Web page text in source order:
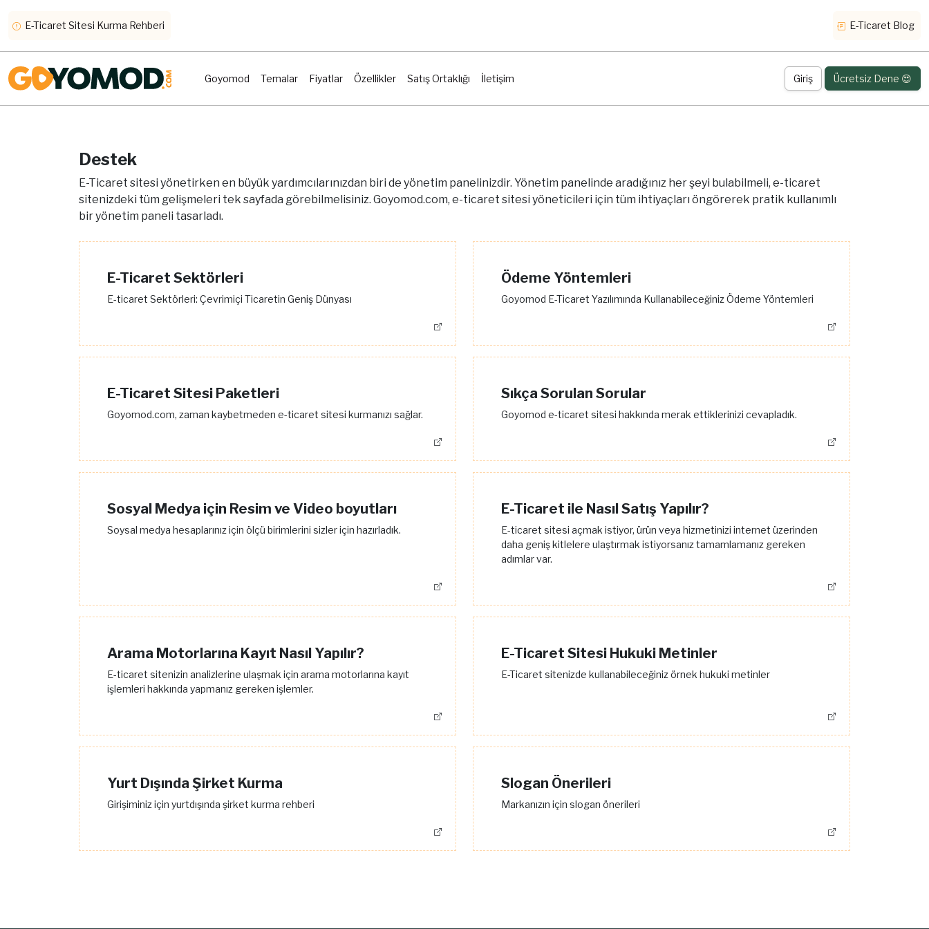
E-Ticaret Sitesi Kurma Rehberi E-Ticaret Blog
Goyomod Temalar Fiyatlar Özellikler Satış Ortaklığı İletişim Giriş Ücretsiz Dene 😍
Destek
E-Ticaret sitesi yönetirken en büyük yardımcılarınızdan biri de yönetim panelinizdir. Yönetim panelinde aradığınız her şeyi bulabilmeli, e-ticaret
sitenizdeki tüm gelişmeleri tek sayfada görebilmelisiniz. Goyomod.com, e-ticaret sitesi yöneticileri için tüm ihtiyaçları öngörerek pratik kullanımlı
bir yönetim paneli tasarladı.
E-Ticaret Sektörleri
E-ticaret Sektörleri: Çevrimiçi Ticaretin Geniş Dünyası
Ödeme Yöntemleri
Goyomod E-Ticaret Yazılımında Kullanabileceğiniz Ödeme Yöntemleri
E-Ticaret Sitesi Paketleri
Goyomod.com, zaman kaybetmeden e-ticaret sitesi kurmanızı sağlar.
Sıkça Sorulan Sorular
Goyomod e-ticaret sitesi hakkında merak ettiklerinizi cevapladık.
Sosyal Medya için Resim ve Video boyutları
Soysal medya hesaplarınız için ölçü birimlerini sizler için hazırladık.
E-Ticaret ile Nasıl Satış Yapılır?
E-ticaret sitesi açmak istiyor, ürün veya hizmetinizi internet üzerinden
daha geniş kitlelere ulaştırmak istiyorsanız tamamlamanız gereken
adımlar var.
Arama Motorlarına Kayıt Nasıl Yapılır?
E-ticaret sitenizin analizlerine ulaşmak için arama motorlarına kayıt
işlemleri hakkında yapmanız gereken işlemler.
E-Ticaret Sitesi Hukuki Metinler
E-Ticaret sitenizde kullanabileceğiniz örnek hukuki metinler
Yurt Dışında Şirket Kurma
Girişiminiz için yurtdışında şirket kurma rehberi
Slogan Önerileri
Markanızın için slogan önerileri